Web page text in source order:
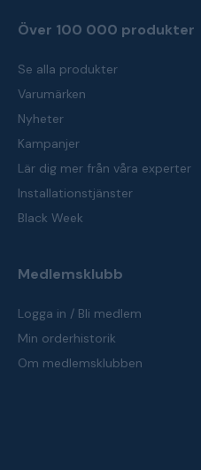
Över 100 000 produkter
Se alla produkter
Varumärken
Nyheter
Kampanjer
Lär dig mer från våra experter
Installationstjänster
Black Week
Medlemsklubb
Logga in / Bli medlem
Min orderhistorik
Om medlemsklubben